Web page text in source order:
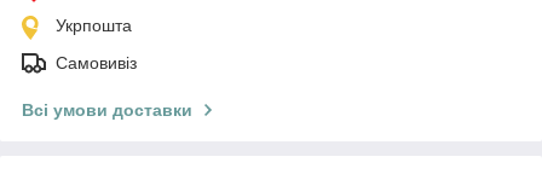
Укрпошта
Самовивіз
Всі умови доставки